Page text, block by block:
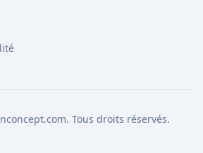
Tous droits réservés.